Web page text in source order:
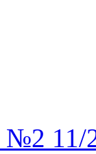
№2 11/